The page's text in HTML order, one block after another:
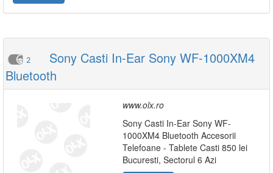
2
Sony Casti In-Ear Sony WF-1000XM4
Bluetooth
www.olx.ro
Sony Casti In-Ear Sony WF-
1000XM4 Bluetooth Accesorii
Telefoane - Tablete Casti 850 lei
Bucuresti, Sectorul 6 Azi